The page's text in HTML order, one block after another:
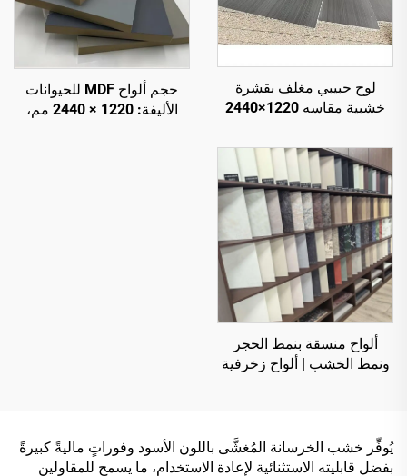
لوح حبيبي مغلف بقشرة
خشبية مقاسه 1220×2440
من الخشب الطبيعي ومغلف
بقشرة ميلامين لزخرفة
الخزائن
حجم ألواح MDF للحيوانات
الأليفة: 1220 × 2440 مم،
ألواح منسقة بنمط الحجر
ونمط الخشب | ألواح زخرفية
تغليف بلون متناسق | مجموعة
ألواح أثاث فاخرة خالية من
يُوفِّر خشب الخرسانة المُغشَّى باللون الأسود وفوراتٍ ماليةً كبيرةً
بفضل قابليته الاستثنائية لإعادة الاستخدام، ما يسمح للمقاولين